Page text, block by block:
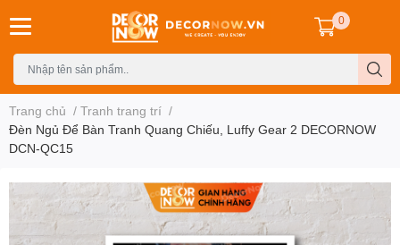
0
Trang chủ / Tranh trang trí /
Đèn Ngủ Để Bàn Tranh Quang Chiếu, Luffy Gear 2 DECORNOW
DCN-QC15